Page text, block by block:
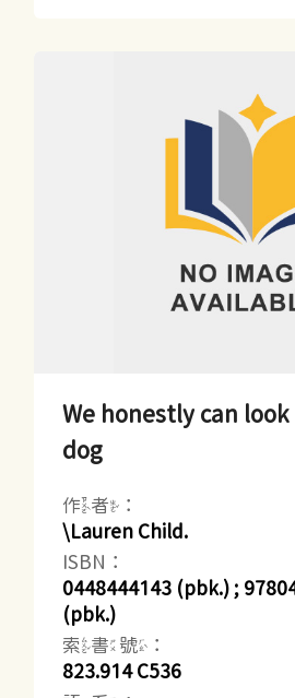
We honestly can
dog
作者：
\Lauren Child.
ISBN：
0448444143 (pbk.) ;
(pbk.)
索書號：
823.914 C536